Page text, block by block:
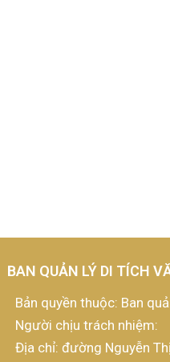
BAN QUẢN LÝ DI TÍCH
Bản quyền thuộc: Ban
Người chịu trách nhiệm:
Địa chỉ: đường Nguyễn